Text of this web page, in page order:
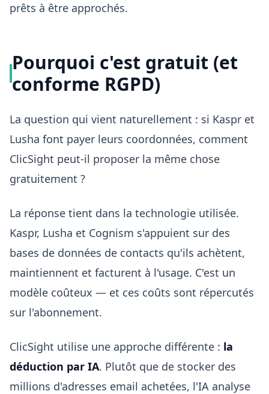
prêts à être approchés.
Pourquoi c'est gratuit (et
conforme RGPD)
La question qui vient naturellement : si Kaspr et
Lusha font payer leurs coordonnées, comment
ClicSight peut-il proposer la même chose
gratuitement ?
La réponse tient dans la technologie utilisée.
Kaspr, Lusha et Cognism s'appuient sur des
bases de données de contacts qu'ils achètent,
maintiennent et facturent à l'usage. C'est un
modèle coûteux — et ces coûts sont répercutés
sur l'abonnement.
ClicSight utilise une approche différente : la
déduction par IA. Plutôt que de stocker des
millions d'adresses email achetées, l'IA analyse